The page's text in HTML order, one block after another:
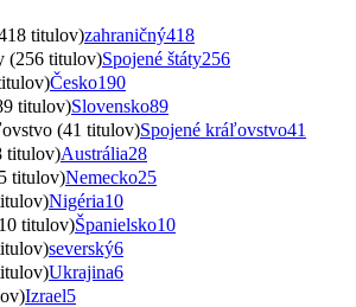
titulov)zahraničný418
(256 titulov)Spojené štáty256
Česko190
titulov)Slovensko89
(41 titulov)Spojené kráľovstvo41
titulov)Austrália28
titulov)Nemecko25
Nigéria10
titulov)Španielsko10
severský6
Ukrajina6
Izrael5